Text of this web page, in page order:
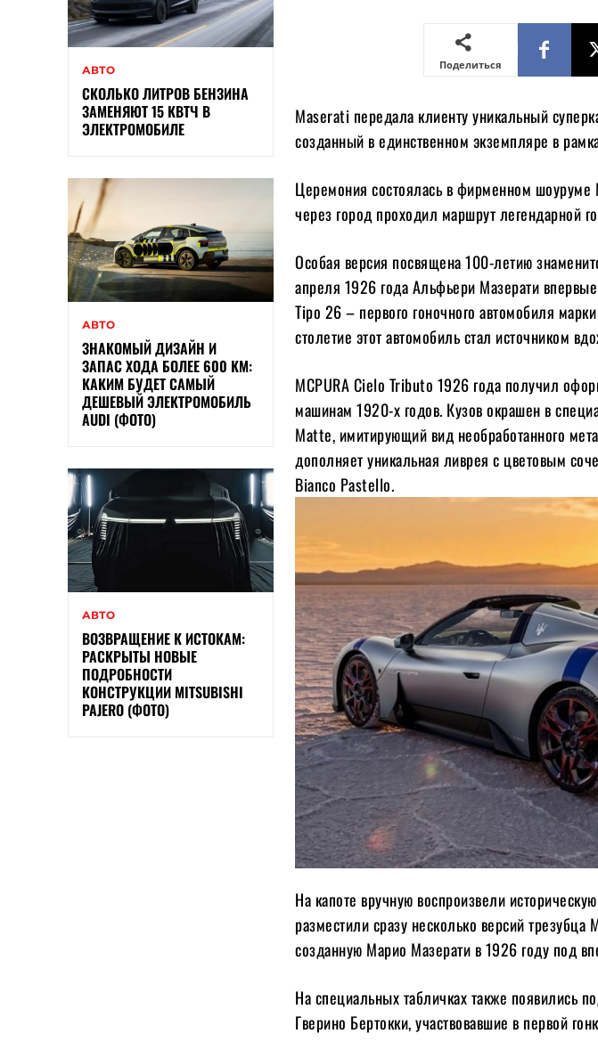
АВТО
СКОЛЬКО ЛИТРОВ БЕНЗИНА
ЗАМЕНЯЮТ 15 КВТЧ В
ЭЛЕКТРОМОБИЛЕ
АВТО
ЗНАКОМЫЙ ДИЗАЙН И
ЗАПАС ХОДА БОЛЕЕ 600 КМ:
КАКИМ БУДЕТ САМЫЙ
ДЕШЕВЫЙ ЭЛЕКТРОМОБИЛЬ
AUDI (ФОТО)
АВТО
ВОЗВРАЩЕНИЕ К ИСТОКАМ:
РАСКРЫТЫ НОВЫЕ
ПОДРОБНОСТИ
КОНСТРУКЦИИ MITSUBISHI
PAJERO (ФОТО)
Поделиться
Maserati передала клиенту уникальный
созданный в единственном экземпляре в
Церемония состоялась в фирменном
через город проходил маршрут легендарной
Особая версия посвящена 100-летию
апреля 1926 года Альфьери Мазерати
Tipo 26 – первого гоночного автомобиля
столетие этот автомобиль стал источником
MCPURA Cielo Tributo 1926 года получил
машинам 1920-х годов. Кузов окрашен в
Matte, имитирующий вид необработанного
дополняет уникальная ливрея с цветовым
Bianco Pastello.
На капоте вручную воспроизвели
разместили сразу несколько версий
созданную Марио Мазерати в 1926 году под
На специальных табличках также появились
Гверино Бертокки, участвовавшие в первой